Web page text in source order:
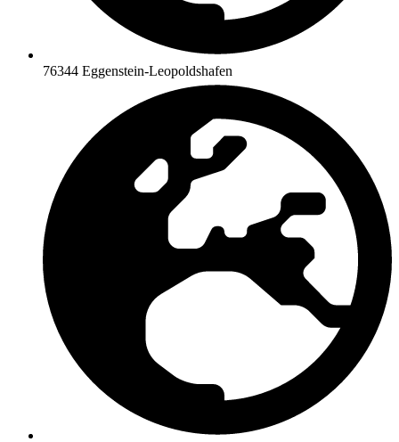
76344 Eggenstein-Leopoldshafen